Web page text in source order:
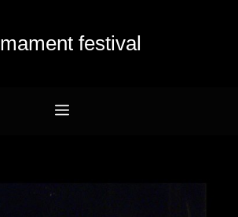
festival
Menu